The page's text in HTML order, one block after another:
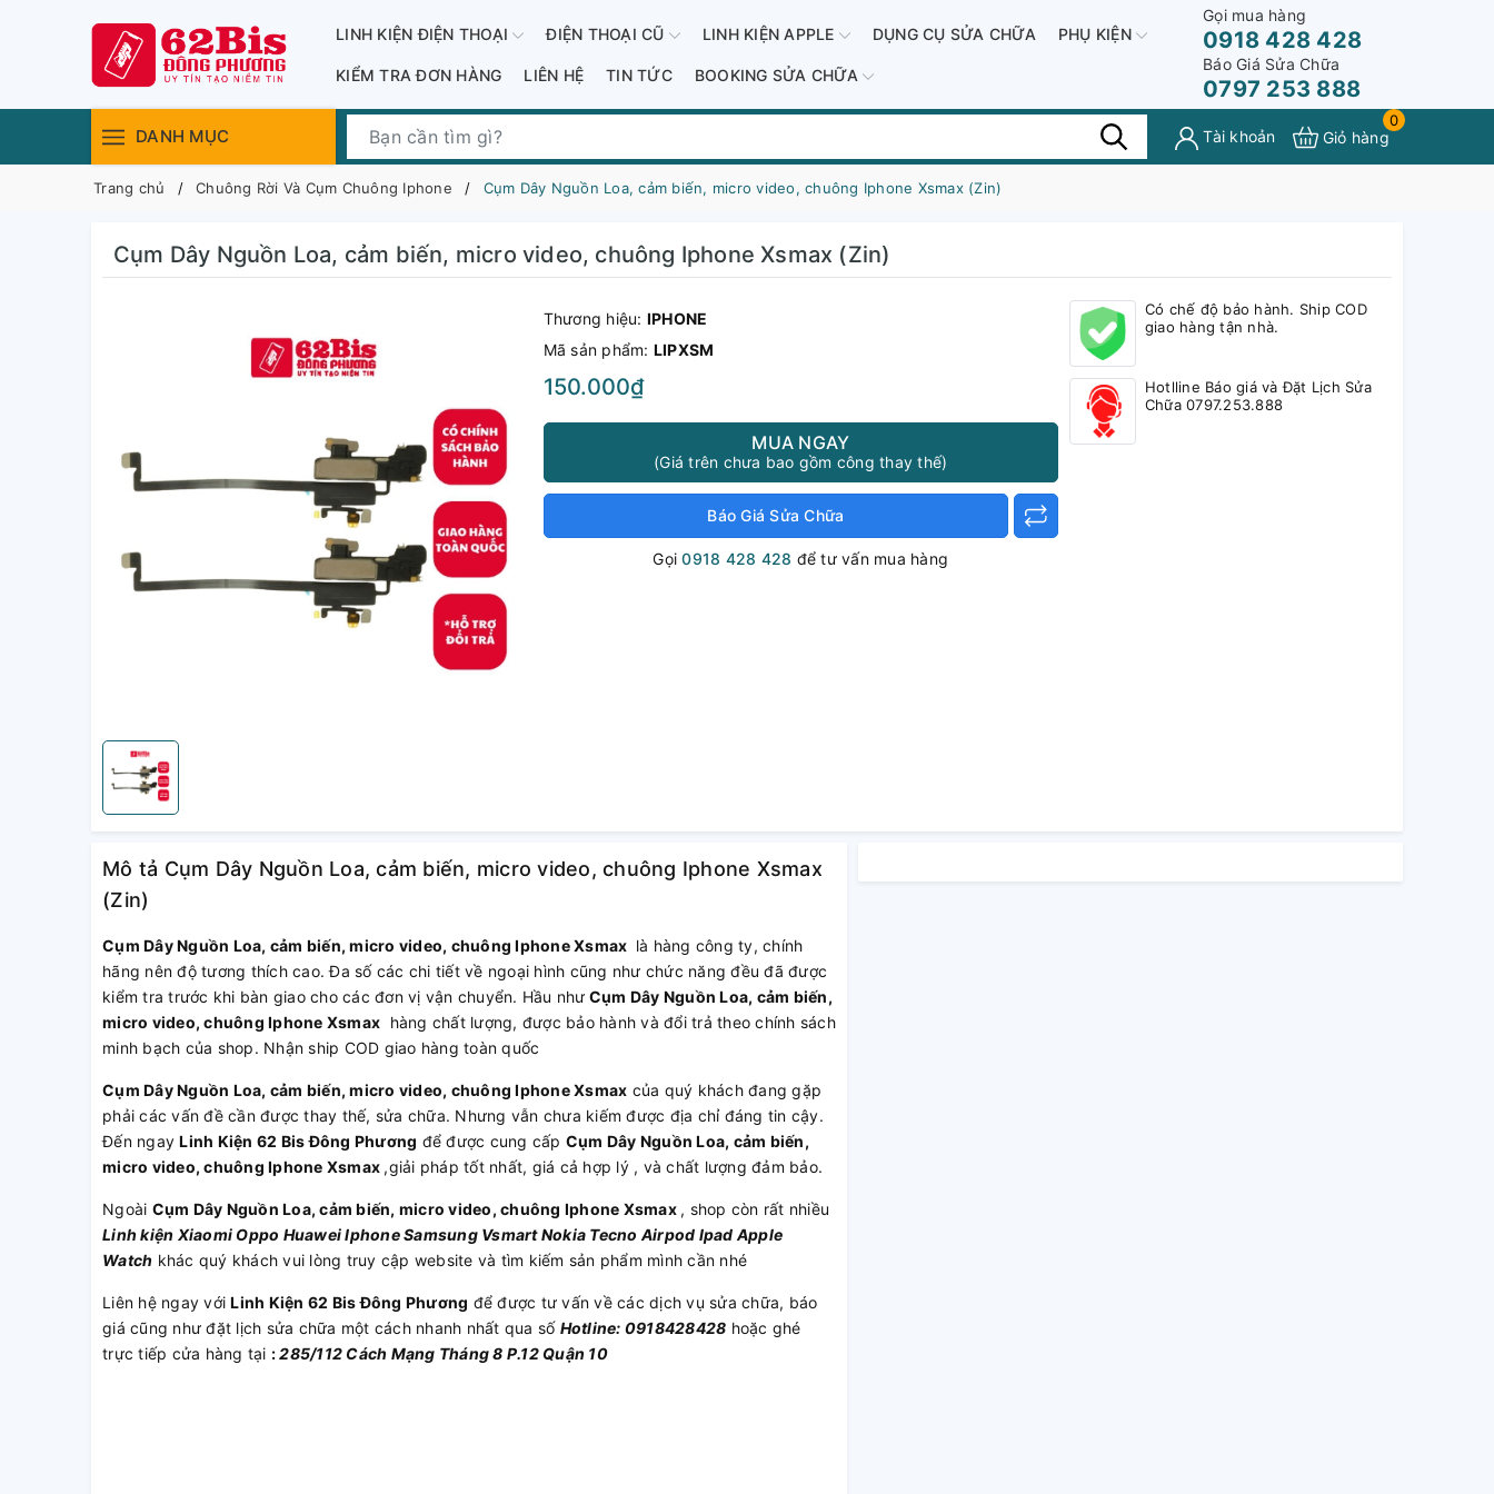
LINH KIỆN ĐIỆN THOẠI ĐIỆN THOẠI CŨ LINH KIỆN APPLE DỤNG CỤ SỬA CHỮA PHỤ KIỆN
KIỂM TRA ĐƠN HÀNG LIÊN HỆ TIN TỨC BOOKING SỬA CHỮA
Gọi mua hàng
0918 428 428
Báo Giá Sửa Chữa
0797 253 888
DANH MỤC Tài khoản
0
Giỏ hàng
Trang chủ Chuông Rời Và Cụm Chuông Iphone Cụm Dây Nguồn Loa, cảm biến, micro video, chuông Iphone Xsmax (Zin)
Cụm Dây Nguồn Loa, cảm biến, micro video, chuông Iphone Xsmax (Zin)
Thương hiệu: IPHONE
Mã sản phẩm: LIPXSM
150.000₫
MUA NGAY
(Giá trên chưa bao gồm công thay thế)
Báo Giá Sửa Chữa
Gọi0918 428 428 để tư vấn mua hàng
Có chế độ bảo hành. Ship COD
giao hàng tận nhà.
Hotlline Báo giá và Đặt Lịch Sửa
Chữa 0797.253.888
Mô tả Cụm Dây Nguồn Loa, cảm biến, micro video, chuông Iphone Xsmax
(Zin)
Cụm Dây Nguồn Loa, cảm biến, micro video, chuông Iphone Xsmax là hàng công ty, chính
hãng nên độ tương thích cao. Đa số các chi tiết về ngoại hình cũng như chức năng đều đã được
kiểm tra trước khi bàn giao cho các đơn vị vận chuyển. Hầu như Cụm Dây Nguồn Loa, cảm biến,
micro video, chuông Iphone Xsmax hàng chất lượng, được bảo hành và đổi trả theo chính sách
minh bạch của shop. Nhận ship COD giao hàng toàn quốc
Cụm Dây Nguồn Loa, cảm biến, micro video, chuông Iphone Xsmax của quý khách đang gặp
phải các vấn đề cần được thay thế, sửa chữa. Nhưng vẫn chưa kiếm được địa chỉ đáng tin cậy.
Đến ngayLinh Kiện 62 Bis Đông Phương để được cung cấp Cụm Dây Nguồn Loa, cảm biến,
micro video, chuông Iphone Xsmax ,giải pháp tốt nhất, giá cả hợp lý , và chất lượng đảm bảo.
Ngoài Cụm Dây Nguồn Loa, cảm biến, micro video, chuông Iphone Xsmax , shop còn rất nhiều
Linh kiện Xiaomi Oppo HuaweiIphoneSamsung Vsmart Nokia Tecno Airpod Ipad Apple
Watch khác quý khách vui lòng truy cập website và tìm kiếm sản phẩm mình cần nhé
Liên hệ ngay vớiLinh Kiện 62 Bis Đông Phương để được tư vấn về các dịch vụ sửa chữa, báo
giá cũng như đặt lịch sửa chữa một cách nhanh nhất qua số Hotline: 0918428428 hoặc ghé
trực tiếp cửa hàng tại :285/112 Cách Mạng Tháng 8 P.12 Quận 10